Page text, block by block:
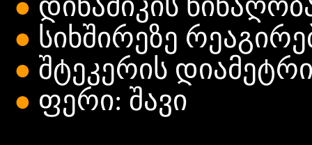
● დინამიკის
● სიხშირეზე
● შტეკერის
● ფერი: შავი